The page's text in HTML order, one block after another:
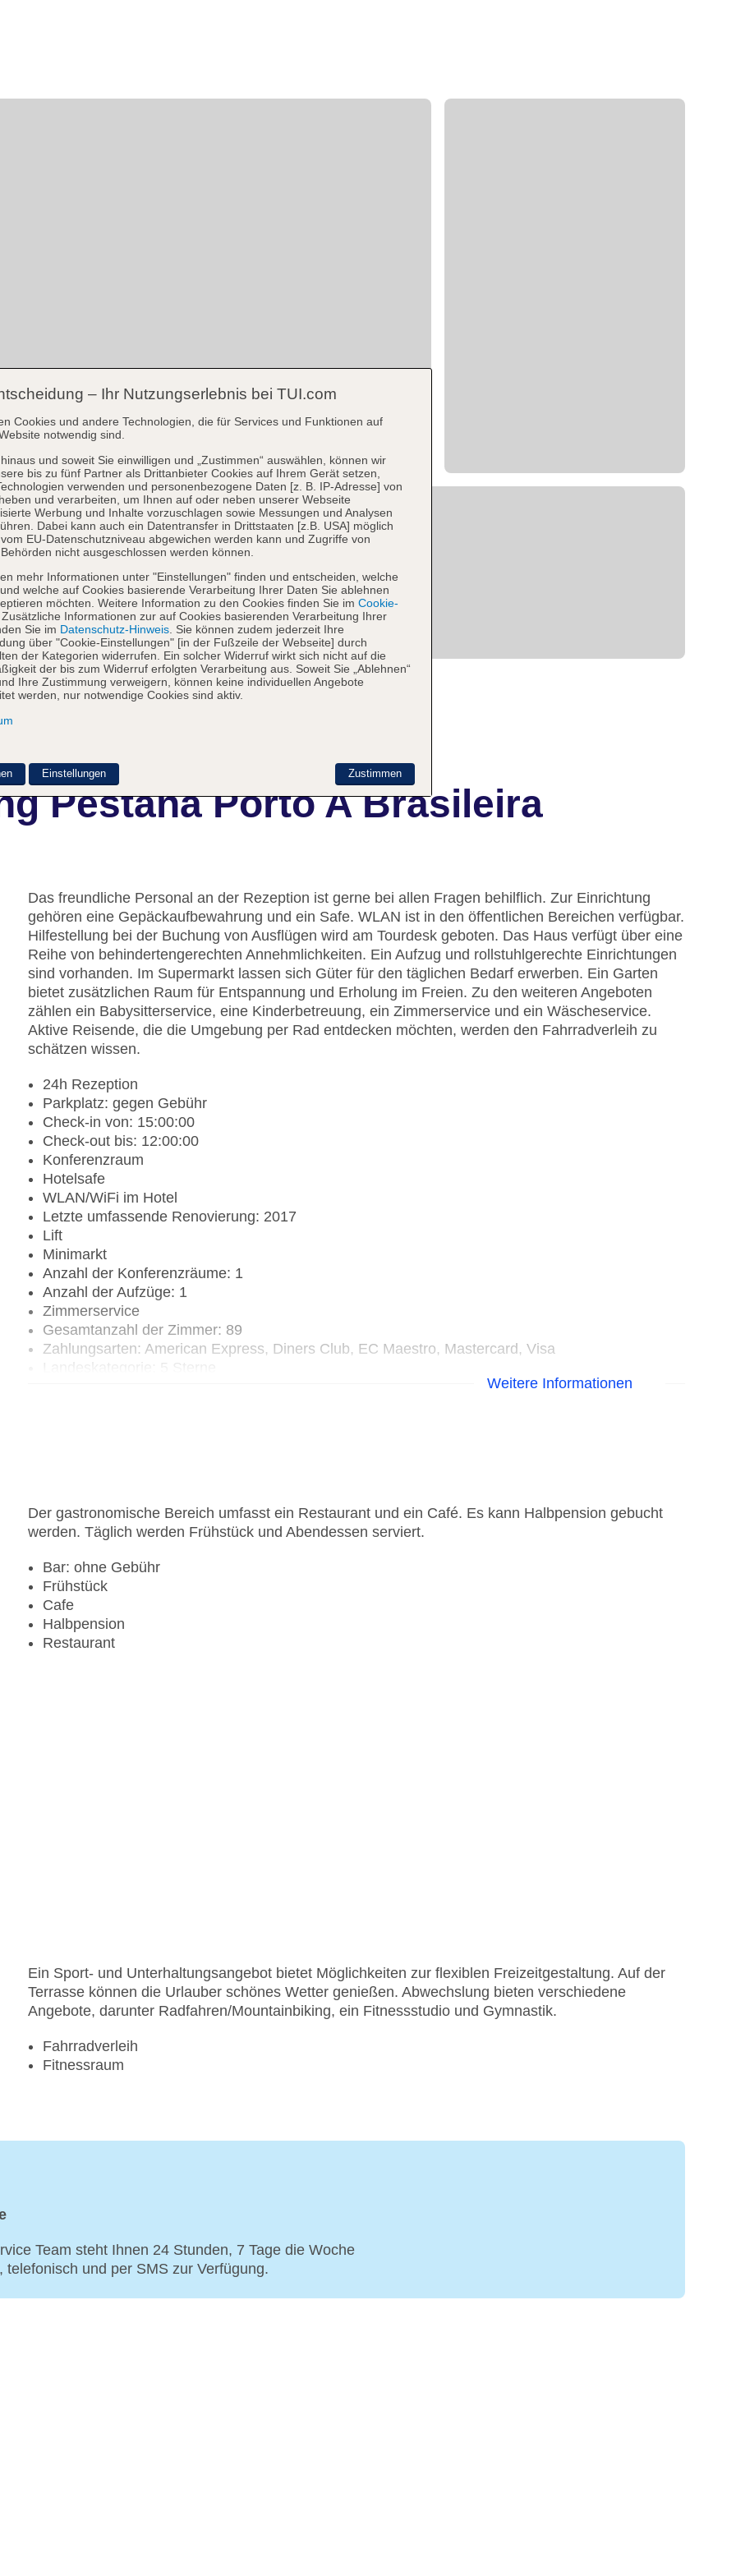
Pestana Porto A Brasileira
Das freundliche Personal an der Rezeption ist gerne bei allen Fragen behilflich. Zur Einrichtung
gehören eine Gepäckaufbewahrung und ein Safe. WLAN ist in den öffentlichen Bereichen verfügbar.
Hilfestellung bei der Buchung von Ausflügen wird am Tourdesk geboten. Das Haus verfügt über eine
Reihe von behindertengerechten Annehmlichkeiten. Ein Aufzug und rollstuhlgerechte Einrichtungen
sind vorhanden. Im Supermarkt lassen sich Güter für den täglichen Bedarf erwerben. Ein Garten
bietet zusätzlichen Raum für Entspannung und Erholung im Freien. Zu den weiteren Angeboten
zählen ein Babysitterservice, eine Kinderbetreuung, ein Zimmerservice und ein Wäscheservice.
Aktive Reisende, die die Umgebung per Rad entdecken möchten, werden den Fahrradverleih zu
schätzen wissen.
24h Rezeption
Parkplatz: gegen Gebühr
Check-in von: 15:00:00
Check-out bis: 12:00:00
Konferenzraum
Hotelsafe
WLAN/WiFi im Hotel
Letzte umfassende Renovierung: 2017
Lift
Minimarkt
Anzahl der Konferenzräume: 1
Anzahl der Aufzüge: 1
Zimmerservice
Gesamtanzahl der Zimmer: 89
Zahlungsarten: American Express, Diners Club, EC Maestro, Mastercard, Visa
Weitere Informationen
Der gastronomische Bereich umfasst ein Restaurant und ein Café. Es kann Halbpension gebucht
werden. Täglich werden Frühstück und Abendessen serviert.
Bar: ohne Gebühr
Frühstück
Cafe
Halbpension
Restaurant
Ein Sport- und Unterhaltungsangebot bietet Möglichkeiten zur flexiblen Freizeitgestaltung. Auf der
Terrasse können die Urlauber schönes Wetter genießen. Abwechslung bieten verschiedene
Angebote, darunter Radfahren/Mountainbiking, ein Fitnessstudio und Gymnastik.
Fahrradverleih
Fitnessraum
Team steht Ihnen 24 Stunden, 7 Tage die Woche
und per SMS zur Verfügung.
– Ihr Nutzungserlebnis bei TUI.com
Cookies und andere Technologien, die für Services und Funktionen auf
notwendig sind.
und soweit Sie einwilligen und „Zustimmen“ auswählen, können wir
bis zu fünf Partner als Drittanbieter Cookies auf Ihrem Gerät setzen,
verwenden und personenbezogene Daten [z. B. IP-Adresse] von
und verarbeiten, um Ihnen auf oder neben unserer Webseite
Werbung und Inhalte vorzuschlagen sowie Messungen und Analysen
Dabei kann auch ein Datentransfer in Drittstaaten [z.B. USA] möglich
EU-Datenschutzniveau abgewichen werden kann und Zugriffe von
nicht ausgeschlossen werden können.
mehr Informationen unter "Einstellungen" finden und entscheiden, welche
welche auf Cookies basierende Verarbeitung Ihrer Daten Sie ablehnen
möchten. Weitere Information zu den Cookies finden Sie im Cookie-
. Zusätzliche Informationen zur auf Cookies basierenden Verarbeitung Ihrer
Sie im Datenschutz-Hinweis . Sie können zudem jederzeit Ihre
über "Cookie-Einstellungen" [in der Fußzeile der Webseite] durch
der Kategorien widerrufen. Ein solcher Widerruf wirkt sich nicht auf die
der bis zum Widerruf erfolgten Verarbeitung aus. Soweit Sie „Ablehnen“
Ihre Zustimmung verweigern, können keine individuellen Angebote
werden, nur notwendige Cookies sind aktiv.
Zustimmen
Einstellungen